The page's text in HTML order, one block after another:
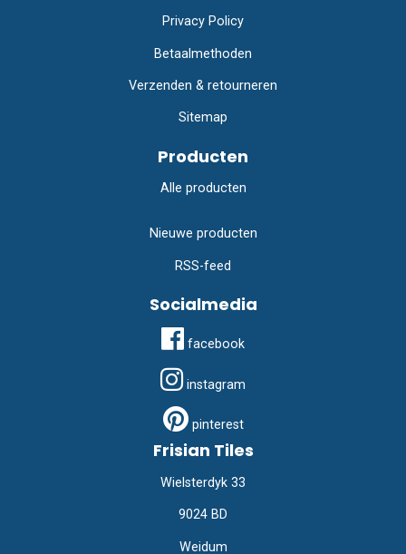
Privacy Policy
Betaalmethoden
Verzenden & retourneren
Sitemap
Producten
Alle producten
Nieuwe producten
RSS-feed
Socialmedia
facebook
instagram
pinterest
Frisian Tiles
Wielsterdyk 33
9024 BD
Weidum